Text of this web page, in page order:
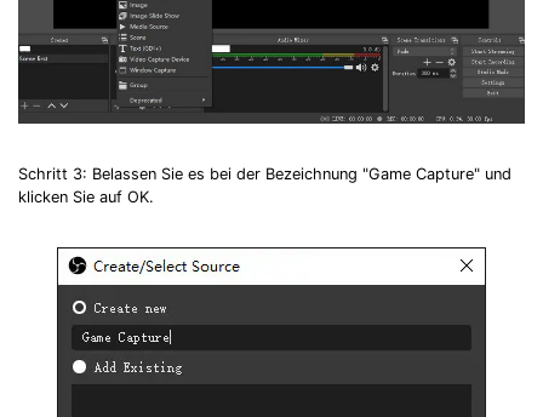
Schritt 3: Belassen Sie es bei der Bezeichnung "Game Capture" und
klicken Sie auf OK.